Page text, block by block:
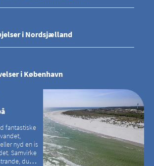
i Nordsjælland
i København
fantastiske
nyd en is
Samvirke
du